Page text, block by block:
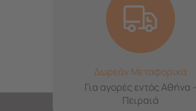
Δωρεάν Μεταφορικά
Για αγορές εντός Αθήνα -
Πειραιά